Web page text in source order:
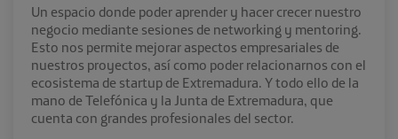
Un espacio donde poder aprender y hacer crecer nuestro
negocio mediante sesiones de networking y mentoring.
Esto nos permite mejorar aspectos empresariales de
nuestros proyectos, así como poder relacionarnos con el
ecosistema de startup de Extremadura. Y todo ello de la
mano de Telefónica y la Junta de Extremadura, que
cuenta con grandes profesionales del sector.